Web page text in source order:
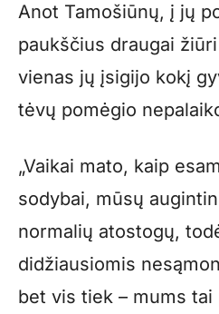
Anot Tamošiūnų, į jų
paukščius draugai
vienas jų įsigijo kokį
tėvų pomėgio
„Vaikai mato, kaip
sodybai, mūsų
normalių atostogų,
didžiausiomis
bet vis tiek – mums